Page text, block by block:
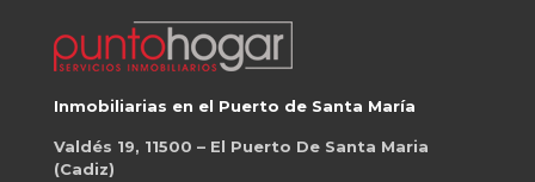
Inmobiliarias en el Puerto de Santa María
Valdés 19, 11500 – El Puerto De Santa Maria
(Cadiz)